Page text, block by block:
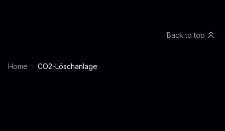
Home CO2-Löschanlage
Back to top